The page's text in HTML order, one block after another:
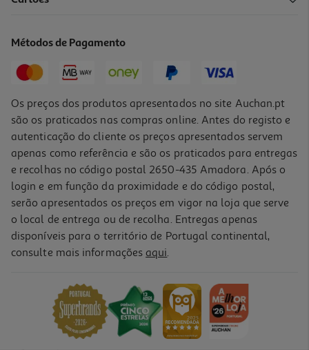
Comida Húmida Cão Schesir Bio Lata Frango 400g
Métodos de Pagamento
Os preços dos produtos apresentados no site Auchan.pt
são os praticados nas compras online. Antes do registo e
autenticação do cliente os preços apresentados servem
apenas como referência e são os praticados para entregas
e recolhas no código postal 2650-435 Amadora. Após o
login e em função da proximidade e do código postal,
serão apresentados os preços em vigor na loja que serve
o local de entrega ou de recolha. Entregas apenas
disponíveis para o território de Portugal continental,
consulte mais informações aqui.